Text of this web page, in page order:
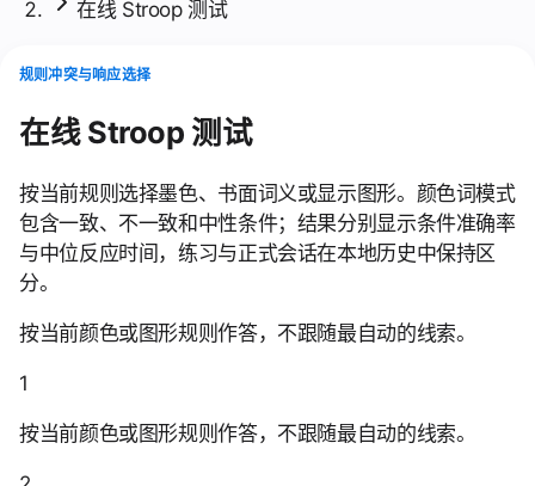
在线 Stroop 测试
规则冲突与响应选择
在线 Stroop 测试
按当前规则选择墨色、书面词义或显示图形。颜色词模式
包含一致、不一致和中性条件；结果分别显示条件准确率
与中位反应时间，练习与正式会话在本地历史中保持区
分。
按当前颜色或图形规则作答，不跟随最自动的线索。
1
按当前颜色或图形规则作答，不跟随最自动的线索。